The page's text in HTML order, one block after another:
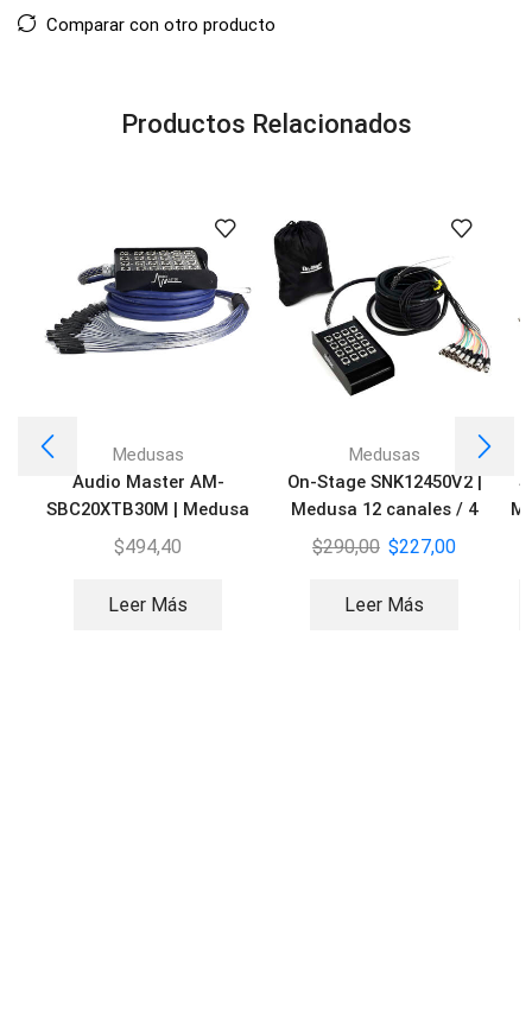
Comparar con otro producto
Productos Relacionados
Medusas
Audio Master AM-
SBC20XTB30M | Medusa
24 canales
$494,40
Leer Más
Medusas
On-Stage SNK12450V2 |
Medusa 12 canales / 4
retornos / 15M
$290,00 $227,00
Leer Más